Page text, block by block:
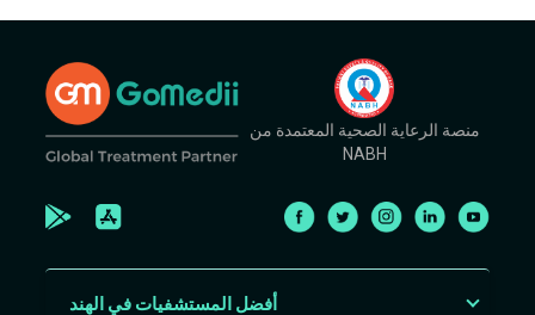
منصة الرعاية الصحية المعتمدة من
NABH
أفضل المستشفيات في الهند